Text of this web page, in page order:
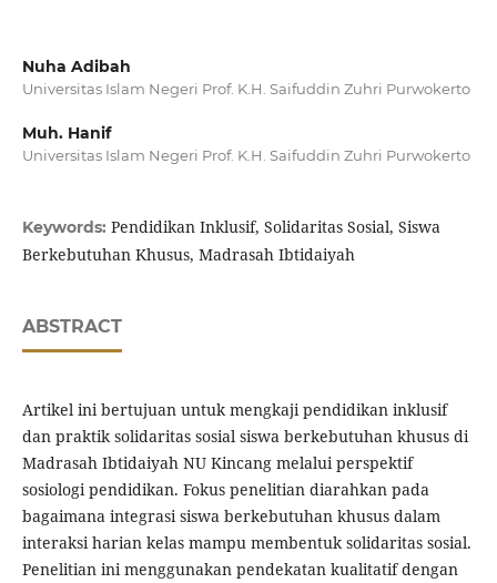
Nuha Adibah
Universitas Islam Negeri Prof. K.H. Saifuddin Zuhri Purwokerto
Muh. Hanif
Universitas Islam Negeri Prof. K.H. Saifuddin Zuhri Purwokerto
Keywords: Pendidikan Inklusif, Solidaritas Sosial, Siswa
Berkebutuhan Khusus, Madrasah Ibtidaiyah
ABSTRACT
Artikel ini bertujuan untuk mengkaji pendidikan inklusif
dan praktik solidaritas sosial siswa berkebutuhan khusus di
Madrasah Ibtidaiyah NU Kincang melalui perspektif
sosiologi pendidikan. Fokus penelitian diarahkan pada
bagaimana integrasi siswa berkebutuhan khusus dalam
interaksi harian kelas mampu membentuk solidaritas sosial.
Penelitian ini menggunakan pendekatan kualitatif dengan